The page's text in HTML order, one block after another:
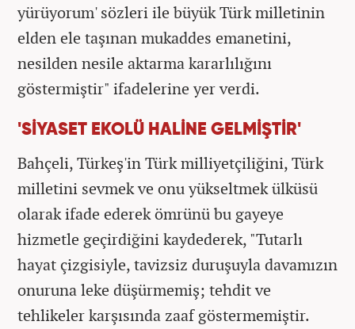
yürüyorum' sözleri ile büyük Türk milletinin
elden ele taşınan mukaddes emanetini,
nesilden nesile aktarma kararlılığını
göstermiştir" ifadelerine yer verdi.
'SİYASET EKOLÜ HALİNE GELMİŞTİR'
Bahçeli, Türkeş'in Türk milliyetçiliğini, Türk
milletini sevmek ve onu yükseltmek ülküsü
olarak ifade ederek ömrünü bu gayeye
hizmetle geçirdiğini kaydederek, "Tutarlı
hayat çizgisiyle, tavizsiz duruşuyla davamızın
onuruna leke düşürmemiş; tehdit ve
tehlikeler karşısında zaaf göstermemiştir.